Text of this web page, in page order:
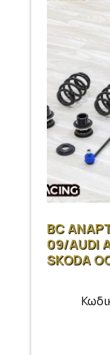
BC
09/AUDI
SKODA